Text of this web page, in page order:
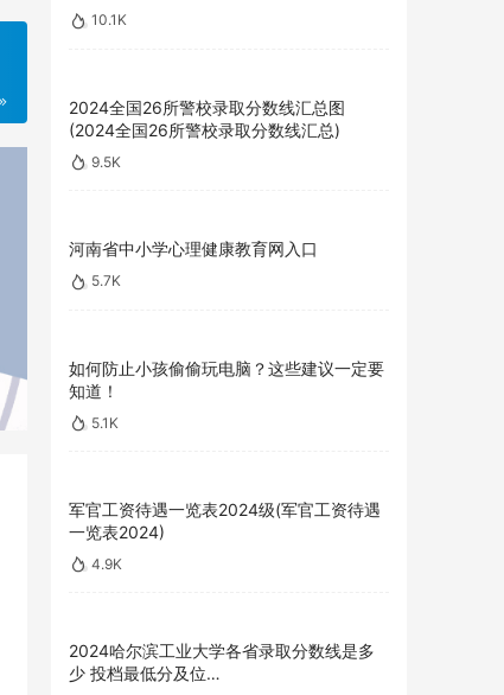
10.1K
2024全国26所警校录取分数线汇总图
(2024全国26所警校录取分数线汇总)
9.5K
河南省中小学心理健康教育网入口
5.7K
如何防止小孩偷偷玩电脑？这些建议一定要
知道！
5.1K
军官工资待遇一览表2024级(军官工资待遇
一览表2024)
4.9K
2024哈尔滨工业大学各省录取分数线是多
少 投档最低分及位…